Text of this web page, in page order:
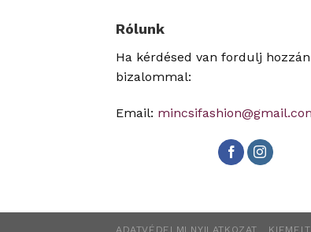
Rólunk
Ha kérdésed van fordulj
bizalommal:
Email:
ADATVÉDELMI NYILATKOZAT